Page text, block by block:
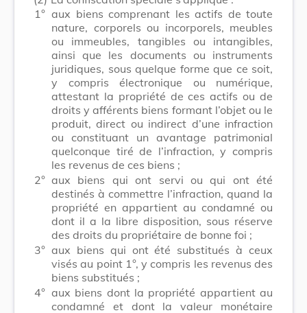
1° aux biens comprenant les actifs de toute
nature, corporels ou incorporels, meubles
ou immeubles, tangibles ou intangibles,
ainsi que les documents ou instruments
juridiques, sous quelque forme que ce soit,
y compris électronique ou numérique,
attestant la propriété de ces actifs ou de
droits y afférents biens formant l’objet ou le
produit, direct ou indirect d’une infraction
ou constituant un avantage patrimonial
quelconque tiré de l’infraction, y compris
les revenus de ces biens ;
2° aux biens qui ont servi ou qui ont été
destinés à commettre l’infraction, quand la
propriété en appartient au condamné ou
dont il a la libre disposition, sous réserve
des droits du propriétaire de bonne foi ;
3° aux biens qui ont été substitués à ceux
visés au point 1°, y compris les revenus des
biens substitués ;
4° aux biens dont la propriété appartient au
condamné et dont la valeur monétaire